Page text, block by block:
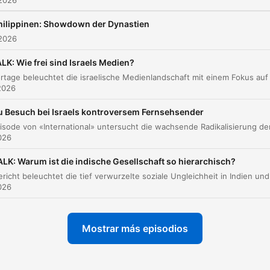
Showdown der Dynastien
Wie frei sind Israels Medien?
Besuch bei Israels kontroversem Fernsehsender
Warum ist die indische Gesellschaft so hierarchisch?
Mostrar más episodios